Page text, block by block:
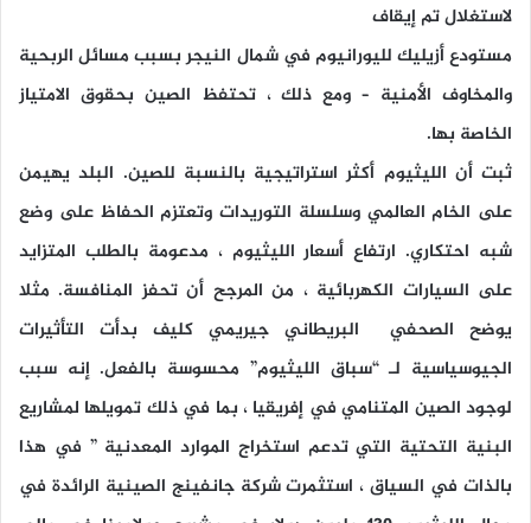
لاستغلال تم إيقاف
مستودع أزيليك لليورانيوم في شمال النيجر بسبب مسائل الربحية
والمخاوف الأمنية – ومع ذلك ، تحتفظ الصين بحقوق الامتياز
الخاصة بها.
ثبت أن الليثيوم أكثر استراتيجية بالنسبة للصين. البلد يهيمن
على الخام العالمي وسلسلة التوريدات وتعتزم الحفاظ على وضع
شبه احتكاري. ارتفاع أسعار الليثيوم ، مدعومة بالطلب المتزايد
على السيارات الكهربائية ، من المرجح أن تحفز المنافسة. مثلا
يوضح الصحفي البريطاني جيريمي كليف بدأت التأثيرات
الجيوسياسية لـ “سباق الليثيوم” محسوسة بالفعل. إنه سبب
لوجود الصين المتنامي في إفريقيا ، بما في ذلك تمويلها لمشاريع
البنية التحتية التي تدعم استخراج الموارد المعدنية ” في هذا
بالذات في السياق ، استثمرت شركة جانفينج الصينية الرائدة في